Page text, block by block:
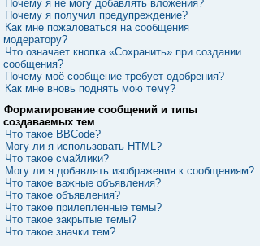
Почему я не могу добавлять вложения?
Почему я получил предупреждение?
Как мне пожаловаться на сообщения
модератору?
Что означает кнопка «Сохранить» при создании
сообщения?
Почему моё сообщение требует одобрения?
Как мне вновь поднять мою тему?
Форматирование сообщений и типы
создаваемых тем
Что такое BBCode?
Могу ли я использовать HTML?
Что такое смайлики?
Могу ли я добавлять изображения к сообщениям?
Что такое важные объявления?
Что такое объявления?
Что такое прилепленные темы?
Что такое закрытые темы?
Что такое значки тем?